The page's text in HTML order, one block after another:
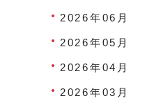
2026年06月
2026年05月
2026年04月
2026年03月